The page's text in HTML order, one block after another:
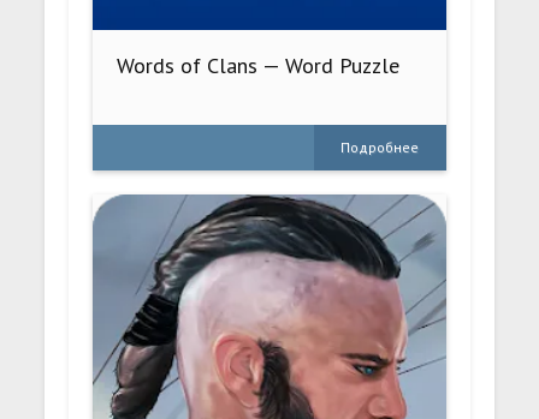
Words of Clans — Word Puzzle
Подробнее